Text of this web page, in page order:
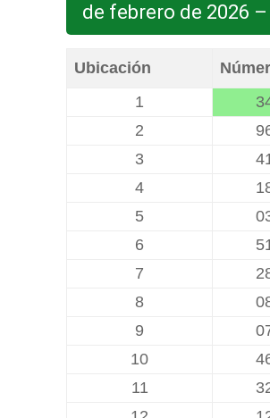
de febrero de 2026 –
Ubicación
1
2
3
4
5
6
7
8
9
10
11